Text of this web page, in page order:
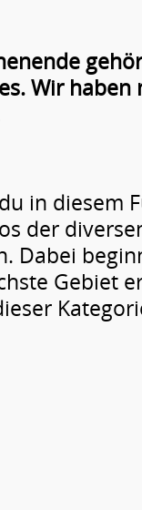
Wir
in diesem
der
Dabei
Gebiet